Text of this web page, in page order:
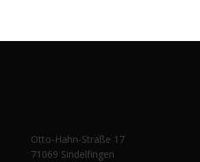
Otto-Hahn-Straße 17
71069 Sindelfingen